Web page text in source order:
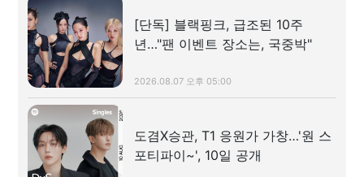
[단독] 블랙핑크, 급조된 10주
년…"팬 이벤트 장소는, 국중박"
2026.08.07 오후 05:00
도겸X승관, T1 응원가 가창…'원 스
포티파이~', 10일 공개